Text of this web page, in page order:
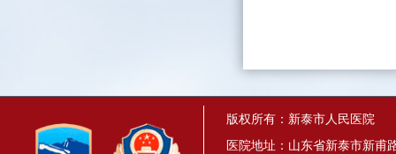
版权所有：新泰市人民医院
医院地址：山东省新泰市新甫